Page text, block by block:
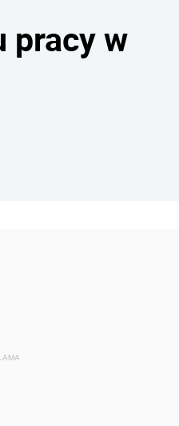
pracy w